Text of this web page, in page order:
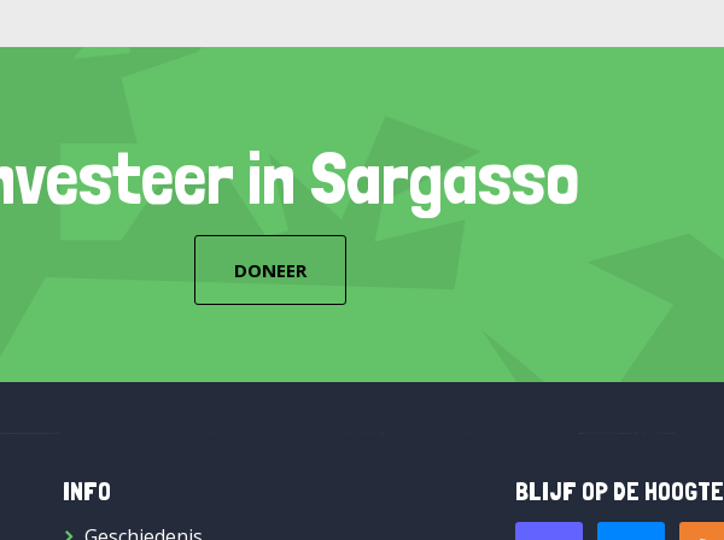
in Sargasso
DONEER
INFO BLIJF OP DE HOOGTE